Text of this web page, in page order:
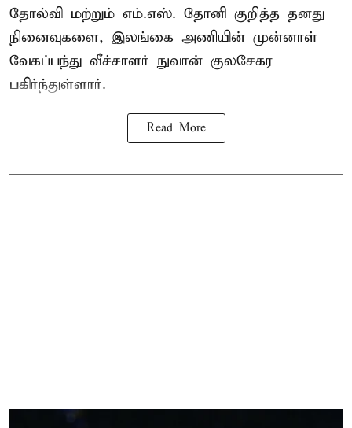
தோல்வி மற்றும் எம்.எஸ். தோனி குறித்த தனது
நினைவுகளை, இலங்கை அணியின் முன்னாள்
வேகப்பந்து வீச்சாளர் நுவான் குலசேகர
பகிர்ந்துள்ளார்.
Read More